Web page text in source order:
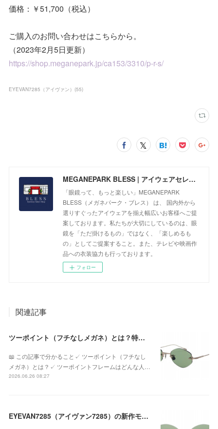
価格：￥51,700（税込）
ご購入のお問い合わせはこちらから。
（2023年2月5日更新）
https://shop.meganepark.jp/ca153/3310/p-r-s/
EYEVAN7285（アイヴァン） (55)
MEGANEPARK BLESS | アイウェアセレクトショップ
「眼鏡って、もっと楽しい」MEGANEPARK
BLESS（メガネパーク・ブレス） は、 国内外から
選りすぐったアイウェアを揃え幅広いお客様へご提
案しております。私たちが大切にしているのは、眼
鏡を「ただ掛けるもの」ではなく、「楽しめるも
の」としてご提案すること。また、テレビや映画作
品への衣装協力も行っております。
フォロー
関連記事
ツーポイント（フチなしメガネ）とは？特徴やメリット・デメリット、似合う人を眼鏡専門店が解説
📖 この記事で分かること✓ ツーポイント（フチなし
メガネ）とは？✓ ツーポイントフレームはどんな人…
2026.06.26 08:27
EYEVAN7285（アイヴァン7285）の新作モデル「1196-1 c.819-MRM GRN」が入荷！